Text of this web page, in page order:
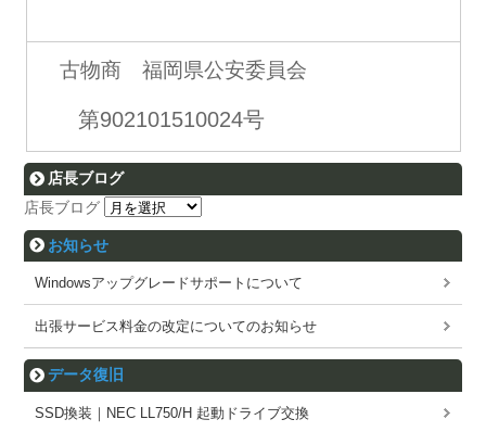
古物商 福岡県公安委員会
第902101510024号
店長ブログ
店長ブログ
お知らせ
Windowsアップグレードサポートについて
出張サービス料金の改定についてのお知らせ
データ復旧
SSD換装｜NEC LL750/H 起動ドライブ交換